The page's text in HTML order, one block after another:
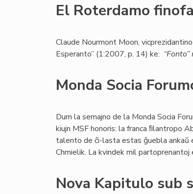
El Roterdamo
Claude Nourmont Moon,
Esperanto” (1:2007, p. 14) ke:
Monda Socia
Dum la semajno de la Monda Socia
kiujn MSF honoris: la franca ﬁlantropo
talento de ĉi-lasta estas ĝuebla ankaŭ
Chmielik. La kvindek mil partoprenantoj
Nova Kapitulo sub